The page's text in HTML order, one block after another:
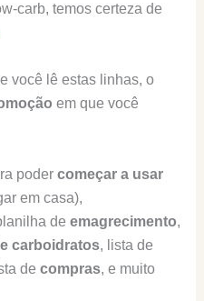
carb, temos certeza de
você lê estas linhas, o
em que você
poder começar a usar
em casa),
de emagrecimento,
carboidratos, lista de
de compras, e muito